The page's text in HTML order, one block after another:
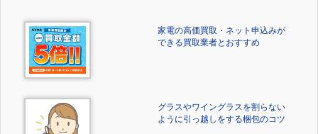
家電の高価買取・ネット申込みが
できる買取業者とおすすめ
グラスやワイングラスを割らない
ように引っ越しをする梱包のコツ